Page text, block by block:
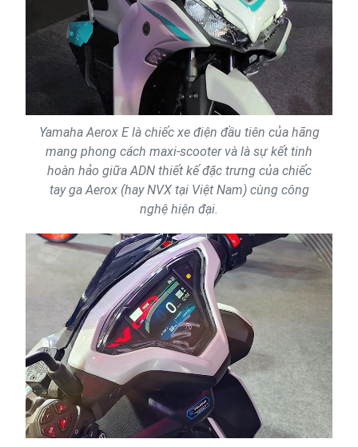
Yamaha Aerox E là chiếc xe điện đầu tiên của hãng
mang phong cách maxi-scooter và là sự kết tinh
hoàn hảo giữa ADN thiết kế đặc trưng của chiếc
tay ga Aerox (hay NVX tại Việt Nam) cùng công
nghệ hiện đại.